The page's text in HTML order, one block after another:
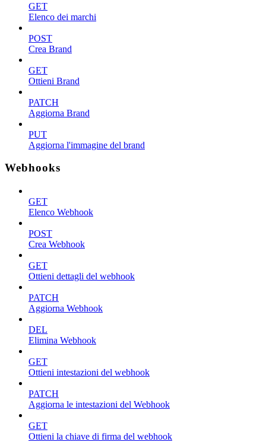
GET
Elenco dei marchi
POST
Crea Brand
GET
Ottieni Brand
PATCH
Aggiorna Brand
PUT
Aggiorna l'immagine del brand
Webhooks
GET
Elenco Webhook
POST
Crea Webhook
GET
Ottieni dettagli del webhook
PATCH
Aggiorna Webhook
DEL
Elimina Webhook
GET
Ottieni intestazioni del webhook
PATCH
Aggiorna le intestazioni del Webhook
GET
Ottieni la chiave di firma del webhook